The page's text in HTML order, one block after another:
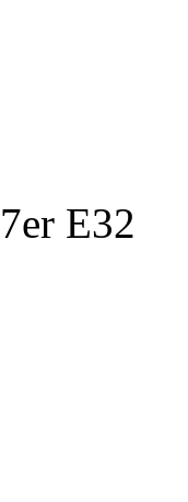
7er E32